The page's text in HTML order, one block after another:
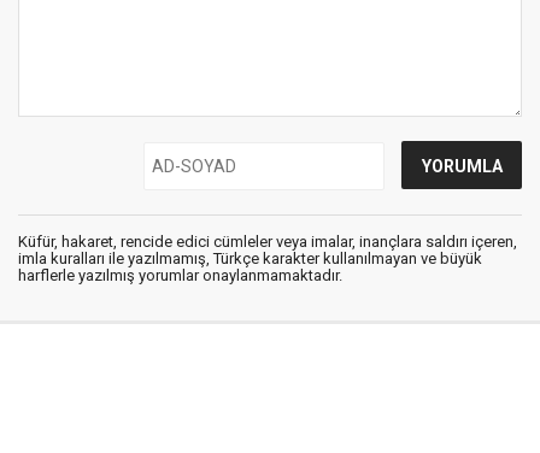
Küfür, hakaret, rencide edici cümleler veya imalar, inançlara saldırı içeren,
imla kuralları ile yazılmamış, Türkçe karakter kullanılmayan ve büyük
harflerle yazılmış yorumlar onaylanmamaktadır.